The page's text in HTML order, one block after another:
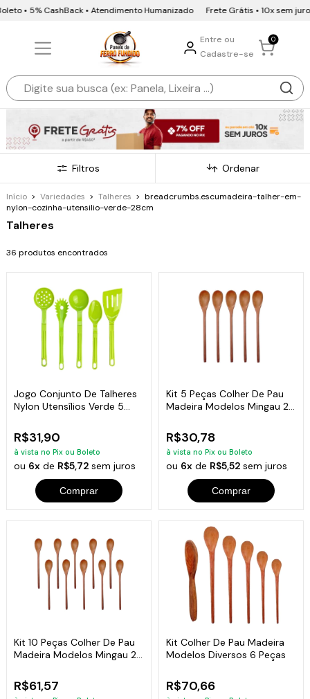
• 5% CashBack • Atendimento Humanizado Frete Grátis • 10x sem juros •
Entre ou
Cadastre-se
0
Filtros Ordenar
Início > Variedades > Talheres > breadcrumbs.escumadeira-talher-em-
nylon-cozinha-utensilio-verde-28cm
Talheres
36 produtos encontrados
Jogo Conjunto De Talheres
Nylon Utensílios Verde 5
R$31,90
à vista no Pix ou Boleto
ou 6x de R$5,72sem juros
Comprar
Kit 5 Peças Colher De Pau
Madeira Modelos Mingau 27
R$30,78
à vista no Pix ou Boleto
ou 6xde R$5,52 sem juros
Comprar
Kit 10 Peças Colher De Pau
Madeira Modelos Mingau 27
R$61,57
Kit Colher De Pau Madeira
Modelos Diversos 6 Peças
R$70,66